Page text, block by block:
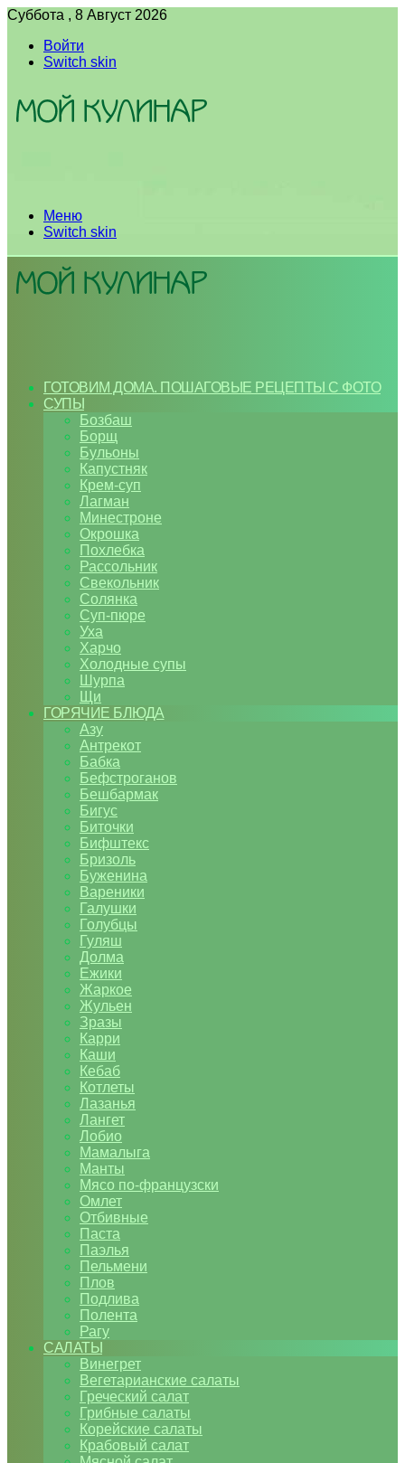
Суббота , 8 Август 2026
Войти
Switch skin
Меню
Switch skin
ГОТОВИМ ДОМА. ПОШАГОВЫЕ РЕЦЕПТЫ С ФОТО
СУПЫ
Бозбаш
Борщ
Бульоны
Капустняк
Крем-суп
Лагман
Минестроне
Окрошка
Похлебка
Рассольник
Свекольник
Солянка
Суп-пюре
Уха
Харчо
Холодные супы
Шурпа
Щи
ГОРЯЧИЕ БЛЮДА
Азу
Антрекот
Бабка
Бефстроганов
Бешбармак
Бигус
Биточки
Бифштекс
Бризоль
Буженина
Вареники
Галушки
Голубцы
Гуляш
Долма
Ежики
Жаркое
Жульен
Зразы
Карри
Каши
Кебаб
Котлеты
Лазанья
Лангет
Лобио
Мамалыга
Манты
Мясо по-французски
Омлет
Отбивные
Паста
Паэлья
Пельмени
Плов
Подлива
Полента
Рагу
САЛАТЫ
Винегрет
Вегетарианские салаты
Греческий салат
Грибные салаты
Корейские салаты
Крабовый салат